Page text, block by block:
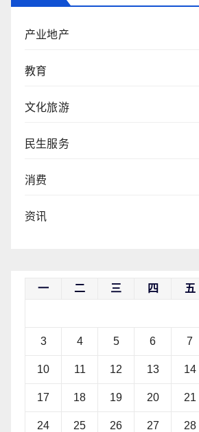
产业地产
教育
文化旅游
民生服务
消费
资讯
一 二 三 四 五
3 4 5 6 7
10 11 12 13 14
17 18 19 20 21
24 25 26 27 28